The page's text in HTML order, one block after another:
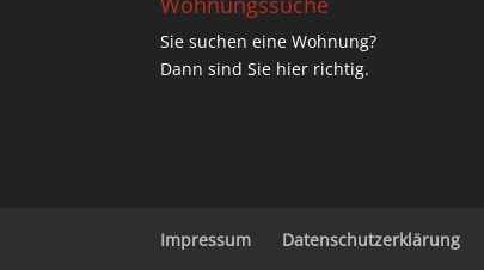
Sie suchen eine Wohnung?
Dann sind Sie hier richtig.
Impressum Datenschutzerklärung